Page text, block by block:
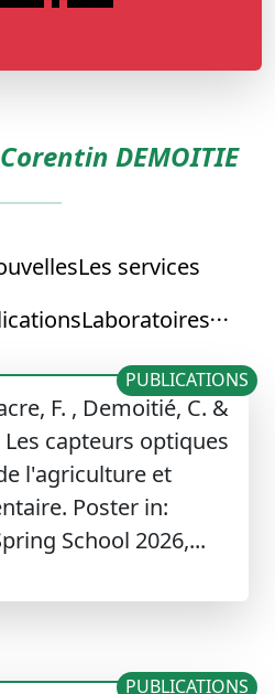
Corentin DEMOITIE
Les services
Laboratoires
F. , Demoitié, C. &
Les capteurs optiques
l'agriculture et
Poster in:
School 2026,...
PUBLICATIONS
PUBLICATIONS